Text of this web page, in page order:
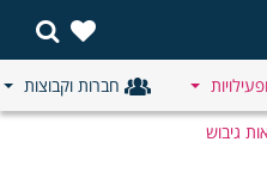
חברות וקבוצות
גיבוש